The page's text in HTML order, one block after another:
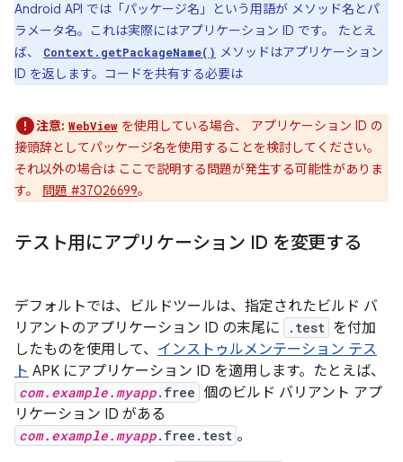
Android API では「パッケージ名」という用語が メソッド名とパ
ラメータ名。これは実際にはアプリケーション ID です。 たとえ
ば、
Context.getPackageName() メソッドはアプリケーション
ID を返します。コードを共有する必要は
注意: WebView を使用している場合、 アプリケーション ID の
接頭辞としてパッケージ名を使用することを検討してください。
それ以外の場合は ここで説明する問題が発生する可能性がありま
す。 問題 #37026699。
テスト用にアプリケーション ID を変更する
デフォルトでは、ビルドツールは、指定されたビルド バ
リアントのアプリケーション ID の末尾に
.test を付加
したものを使用して、 インストゥルメンテーション テス
ト APK にアプリケーション ID を適用します。たとえば、
com.example.myapp.free 個のビルド バリアント アプ
リケーション ID がある
com.example.myapp.free.test 。